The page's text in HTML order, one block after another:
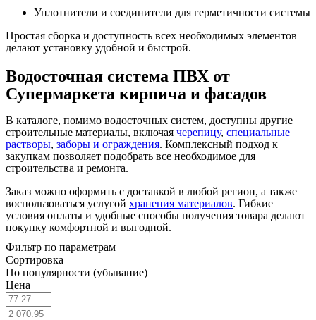
Уплотнители и соединители для герметичности системы
Простая сборка и доступность всех необходимых элементов
делают установку удобной и быстрой.
Водосточная система ПВХ от
Супермаркета кирпича и фасадов
В каталоге, помимо водосточных систем, доступны другие
строительные материалы, включая черепицу, специальные
растворы, заборы и ограждения. Комплексный подход к
закупкам позволяет подобрать все необходимое для
строительства и ремонта.
Заказ можно оформить с доставкой в любой регион, а также
воспользоваться услугой хранения материалов. Гибкие
условия оплаты и удобные способы получения товара делают
покупку комфортной и выгодной.
Фильтр по параметрам
Сортировка
По популярности (убывание)
Цена